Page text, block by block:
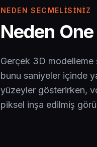
NEDEN SECMELISINIZ
Neden
Gerçek 3D
bunu saniyeler içinde
yüzeyler gösterirken,
piksel inşa edilmiş